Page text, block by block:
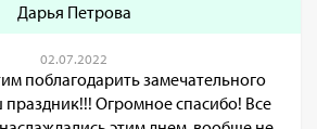
Дарья Петрова
02.07.2022
поблагодарить замечательного
праздник!!! Огромное спасибо! Все